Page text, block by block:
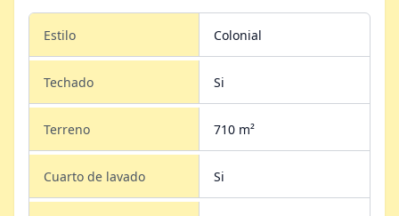
Estilo Colonial
Techado Si
Terreno 710 m²
Cuarto de lavado Si